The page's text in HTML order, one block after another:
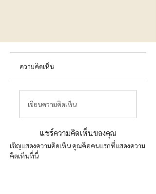
ความคิดเห็น
เขียนความคิดเห็น
แชร์ความคิดเห็นของคุณ
เชิญแสดงความคิดเห็น คุณคือคนแรกที่แสดงความ
คิดเห็นที่นี่